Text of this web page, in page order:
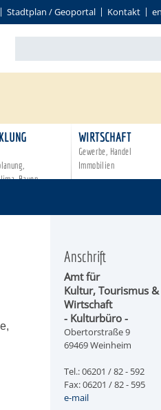
Stadtplan / Geoportal Kontakt
Bauen
WIRTSCHAFT
Gewerbe, Handel
Immobilien
Anschrift
Amt für
Kultur, Tourismus &
Wirtschaft
- Kulturbüro -
Obertorstraße 9
69469 Weinheim
Tel.: 06201 / 82 - 592
Fax: 06201 / 82 - 595
e-mail